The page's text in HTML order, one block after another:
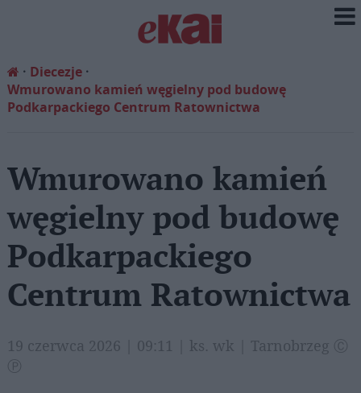
Diecezje
Wmurowano kamień węgielny pod budowę
Podkarpackiego Centrum Ratownictwa
Wmurowano kamień
węgielny pod budowę
Podkarpackiego
Centrum Ratownictwa
19 czerwca 2026 | 09:11 | ks. wk | Tarnobrzeg Ⓒ
Ⓟ